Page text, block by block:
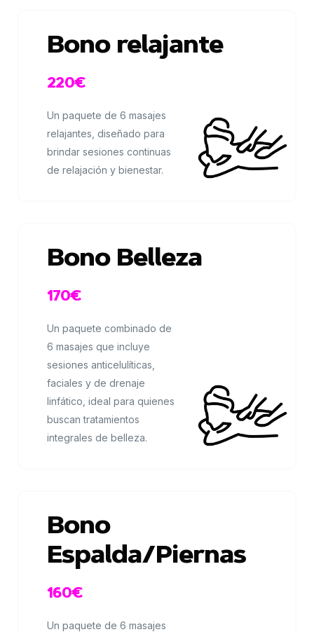
Bono relajante
220€
Un paquete de 6 masajes
relajantes, diseñado para
brindar sesiones continuas
de relajación y bienestar.
Bono Belleza
170€
Un paquete combinado de
6 masajes que incluye
sesiones anticelulíticas,
faciales y de drenaje
linfático, ideal para quienes
buscan tratamientos
integrales de belleza.
Bono
Espalda/Piernas
160€
Un paquete de 6 masajes